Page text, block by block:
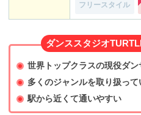
フリースタイル
ダンススタジオ
世界トップクラスの現役ダン
多くのジャンルを取り扱って
駅から近くて通いやすい